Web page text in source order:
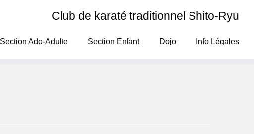
Club de karaté traditionnel Shito-Ryu
Section Ado-Adulte Section Enfant Dojo Info Légales